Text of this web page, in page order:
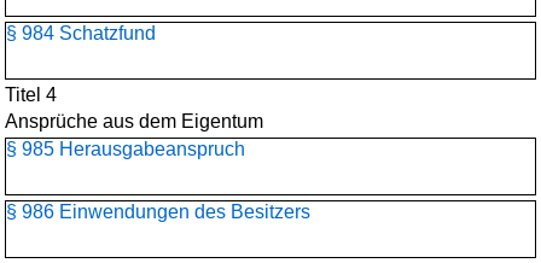
§ 984 Schatzfund
Titel 4
Ansprüche aus dem Eigentum
§ 985 Herausgabeanspruch
§ 986 Einwendungen des Besitzers